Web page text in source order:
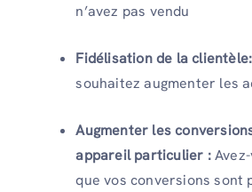
n’avez pas vendu
Fidélisation de la
souhaitez augmenter les
Augmenter les
appareil particulier :
que vos conversions sont